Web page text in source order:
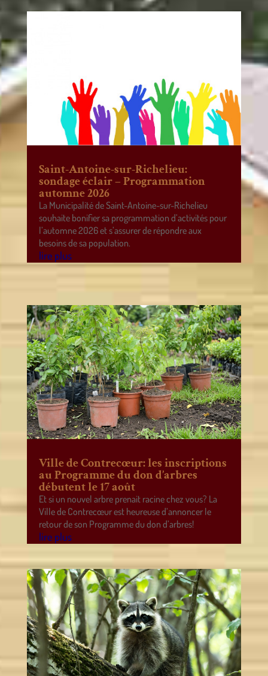
Saint-Antoine-sur-Richelieu:
sondage éclair – Programmation
automne 2026
La Municipalité de Saint-Antoine-sur-Richelieu
souhaite bonifier sa programmation d’activités pour
l’automne 2026 et s’assurer de répondre aux
besoins de sa population.
lire plus
Ville de Contrecœur: les inscriptions
au Programme du don d’arbres
débutent le 17 août
Et si un nouvel arbre prenait racine chez vous? La
Ville de Contrecœur est heureuse d’annoncer le
retour de son Programme du don d’arbres!
lire plus